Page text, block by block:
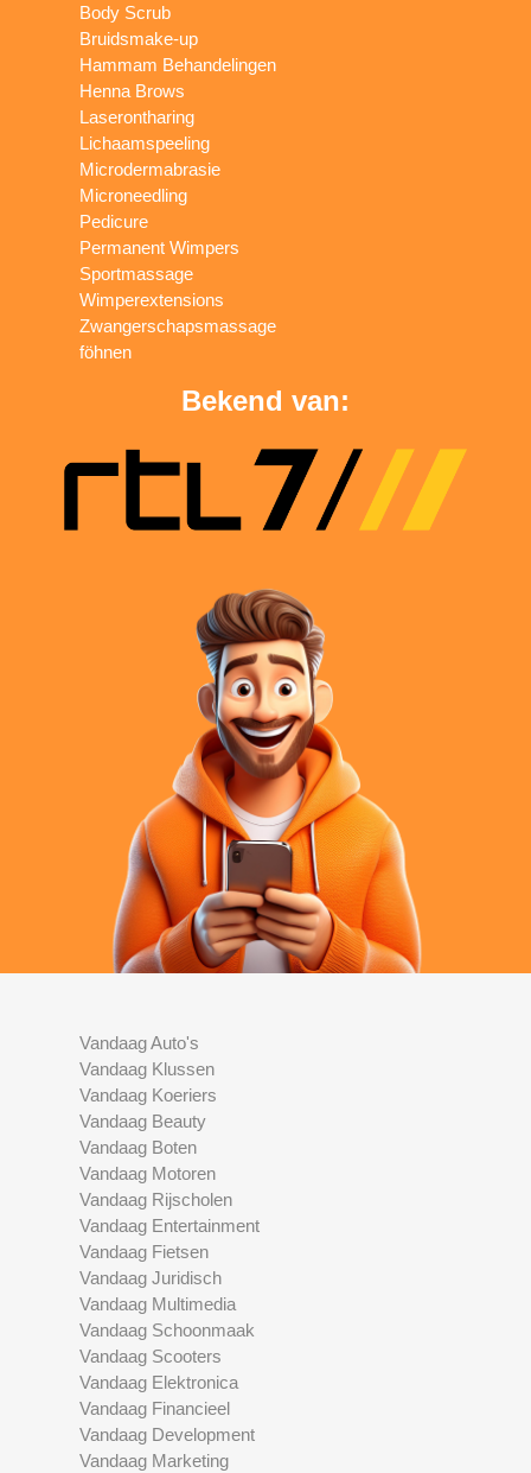
Body Scrub
Bruidsmake-up
Hammam Behandelingen
Henna Brows
Laserontharing
Lichaamspeeling
Microdermabrasie
Microneedling
Pedicure
Permanent Wimpers
Sportmassage
Wimperextensions
Zwangerschapsmassage
föhnen
Bekend van:
Vandaag Auto's
Vandaag Klussen
Vandaag Koeriers
Vandaag Beauty
Vandaag Boten
Vandaag Motoren
Vandaag Rijscholen
Vandaag Entertainment
Vandaag Fietsen
Vandaag Juridisch
Vandaag Multimedia
Vandaag Schoonmaak
Vandaag Scooters
Vandaag Elektronica
Vandaag Financieel
Vandaag Development
Vandaag Marketing